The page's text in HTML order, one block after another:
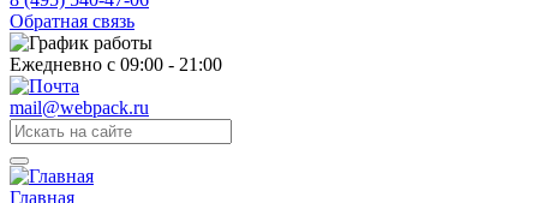
Обратная связь
Ежедневно с 09:00 - 21:00
mail@webpack.ru
Главная